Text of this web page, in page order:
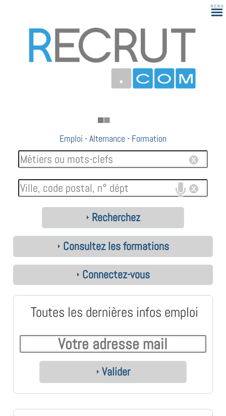
Emploi -Alternance - Formation
Recherchez
Consultez les formations
Connectez-vous
Toutes les dernières infos emploi
Valider